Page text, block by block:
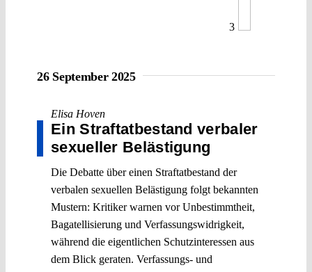
3
26 September 2025
Elisa Hoven
Ein Straftatbestand verbaler
sexueller Belästigung
Die Debatte über einen Straftatbestand der
verbalen sexuellen Belästigung folgt bekannten
Mustern: Kritiker warnen vor Unbestimmtheit,
Bagatellisierung und Verfassungswidrigkeit,
während die eigentlichen Schutzinteressen aus
dem Blick geraten. Verfassungs- und